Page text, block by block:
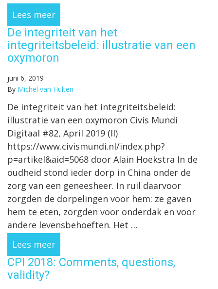
Lees meer
De integriteit van het
integriteitsbeleid: illustratie van een
oxymoron
juni 6, 2019
By Michel van Hulten
De integriteit van het integriteitsbeleid:
illustratie van een oxymoron Civis Mundi
Digitaal #82, April 2019 (II)
https://www.civismundi.nl/index.php?
p=artikel&aid=5068 door Alain Hoekstra In de
oudheid stond ieder dorp in China onder de
zorg van een geneesheer. In ruil daarvoor
zorgden de dorpelingen voor hem: ze gaven
hem te eten, zorgden voor onderdak en voor
andere levensbehoeften. Het …
Lees meer
CPI 2018: Comments, questions,
validity?